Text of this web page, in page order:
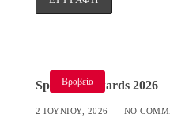
Βραβεία
Specialist Awards 2026
2 ΙΟΥΝΊΟΥ, 2026 NO